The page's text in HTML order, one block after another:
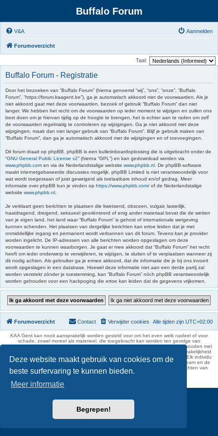
Deze website maakt gebruik van cookies om de
beste surfervaring te kunnen bieden.
Meer informatie
Begrepen!
Buffalo Forum
V&A Aanmelden
Forumoverzicht
Taal:
Buffalo Forum - Registratie
Door het bezoeken van “Buffalo Forum” (hierna genoemd “wij”, “ons”, “onze”, “Buffalo
Forum”, “https://forum.kaagent.be”), ga je automatisch akkoord met de voorwaarden. Als je
niet akkoord gaat met deze voorwaarden, bezoek of gebruik “Buffalo Forum” dan niet
langer. We hebben het recht om de voorwaarden op ieder moment te wijzigen en zullen ons
best doen om je hiervan tijdig op de hoogte te brengen, het is echter aan te raden om zelf
de voorwaarden regelmatig te controleren op wijzigingen. Ga je niet akkoord met deze
wijzigingen, maak dan niet langer gebruik van “Buffalo Forum”. Blijf je gebruik maken van
“Buffalo Forum”, dan ga je automatisch akkoord met de wijzigingen en of toevoegingen.
Dit forum draait op phpBB. phpBB is een bulletinboardoplossing die is uitgebracht onder de
“GNU General Public License v2” (hierna “GPL”) en kan gedownload worden via
www.phpbb.com en via de Nederlandstalige website www.phpbb.nl . De phpBB-software
maakt internetgebaseerde discussies mogelijk. phpBB Limited is niet verantwoordelijk voor
wat wordt toegestaan of juist geweigerd als toelaatbare inhoud en/of gedrag. Meer
informatie over phpBB kun je vinden op https://www.phpbb.com/ of de Nederlandstalige
website www.phpbb.nl
Je verklaart geen berichten te plaatsen die kwetsend, obsceen, vulgair, lasterlijk,
haatdragend, dreigend, seksueel georiënteerd of enig ander materiaal bevat die de wetten
van je eigen land, het land waar “Buffalo Forum” is gehost of internationale wetgeving
kunnen schenden. Het plaatsen van dergelijke berichten kan ertoe leiden dat je met
onmiddellijke ingang en permanent wordt verbannen van dit forum. Tevens kan je provider
worden ingelicht. De IP-adressen van alle berichten worden opgeslagen om deze
voorwaarden te kunnen waarborgen. Je gaat er mee akkoord dat “Buffalo Forum” het recht
heeft om ieder onderwerp te verwijderen, te wijzigen, te sluiten of te verplaatsen wanneer zij
dit nodig achten. Als gebruiker ga je ermee akkoord, dat de informatie die je bij ons invoert
wordt opgeslagen in een database. Hoewel deze informatie niet aan een derde partij zal
worden verstrekt zónder je toestemming, kan “Buffalo Forum” nóch phpBB verantwoordelijk
worden gehouden voor een hackpoging die ertoe kan leiden dat de gegevens vrijkomen.
Forumoverzicht Alle tijden zijn UTC+02:00
Verwijder cookies
Contact
KAA Gent kan nooit aansprakelijk worden gesteld voor om het even welk nadeel of voor
schade, zowel moreel als materieel, die toegebracht kan worden ten gevolge van
feitelijkheden en daden van derden die rechtstreeks of onrechtstreeks verband houden met
de gegevens vermeld op de website van KAA Gent. Deze ontheffing van aansprakelijkheid
geldt inzonderheid voor het forum, waarvan KAA Gent zich volledig distantieert. Elk individu
is dus verantwoordelijk voor zijn uitlatingen op het Buffalo Forum. Ook het webteam en de
moderators kunnen niet aansprakelijk gesteld worden voor de inhoud van berichten van
gebruikers.